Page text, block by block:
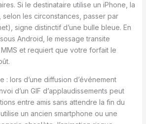
Si le destinataire utilise un iPhone, la
selon les circonstances, passer par
signe distinctif d’une bulle bleue. En
Android, le message transite
et requiert que votre forfait le
: lors d’une diffusion d’événement
d’un GIF d’applaudissements peut
entre amis sans attendre la fin du
un ancien smartphone ou une